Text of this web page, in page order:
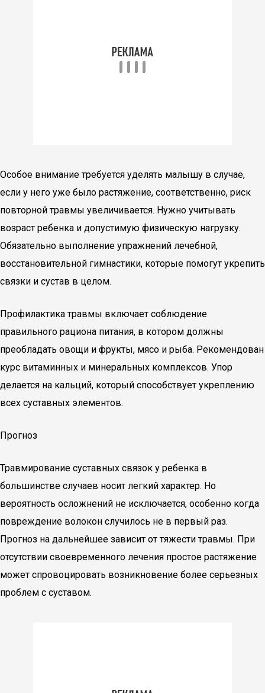
Особое внимание требуется уделять малышу в случае,
если у него уже было растяжение, соответственно, риск
повторной травмы увеличивается. Нужно учитывать
возраст ребенка и допустимую физическую нагрузку.
Обязательно выполнение упражнений лечебной,
восстановительной гимнастики, которые помогут укрепить
связки и сустав в целом.
Профилактика травмы включает соблюдение
правильного рациона питания, в котором должны
преобладать овощи и фрукты, мясо и рыба. Рекомендован
курс витаминных и минеральных комплексов. Упор
делается на кальций, который способствует укреплению
всех суставных элементов.
Прогноз
Травмирование суставных связок у ребенка в
большинстве случаев носит легкий характер. Но
вероятность осложнений не исключается, особенно когда
повреждение волокон случилось не в первый раз.
Прогноз на дальнейшее зависит от тяжести травмы. При
отсутствии своевременного лечения простое растяжение
может спровоцировать возникновение более серьезных
проблем с суставом.